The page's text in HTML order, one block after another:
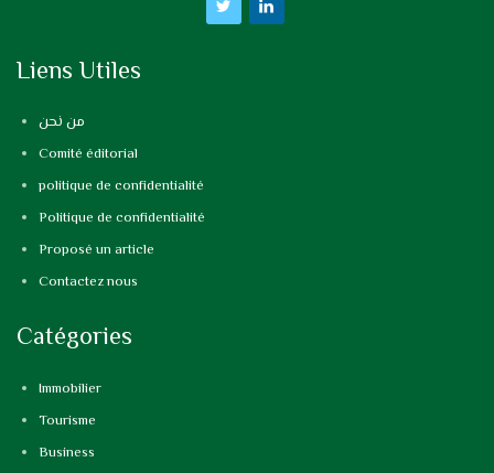
Liens Utiles
من نحن
Comité éditorial
politique de confidentialité
Politique de confidentialité
Proposé un article
Contactez nous
Catégories
Immobilier
Tourisme
Business